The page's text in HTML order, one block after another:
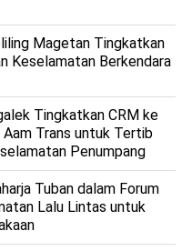
Magetan Tingkatkan
Keselamatan Berkendara
Tingkatkan CRM ke
Aam Trans untuk Tertib
Penumpang
Tuban dalam Forum
Lalu Lintas untuk